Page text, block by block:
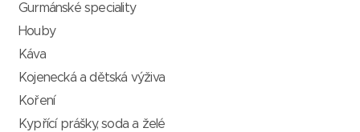
Gurmánské speciality
Houby
Káva
Kojenecká a dětská výživa
Koření
Kypřící prášky, soda a želé